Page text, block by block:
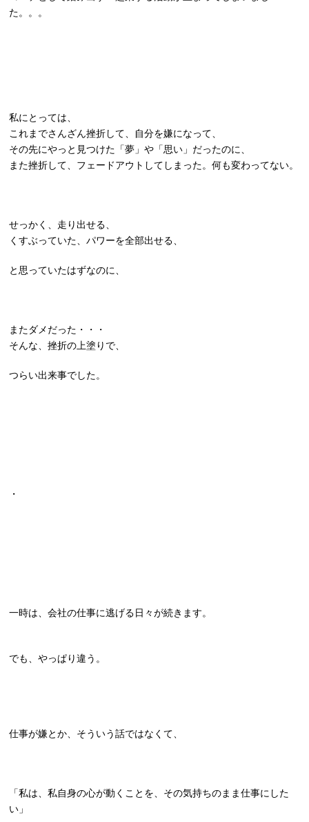
た。。。
私にとっては、
これまでさんざん挫折して、自分を嫌になって、
その先にやっと見つけた「夢」や「思い」だったのに、
また挫折して、フェードアウトしてしまった。何も変わってない。
せっかく、走り出せる、
くすぶっていた、パワーを全部出せる、
と思っていたはずなのに、
またダメだった・・・
そんな、挫折の上塗りで、
つらい出来事でした。
・
一時は、会社の仕事に逃げる日々が続きます。
でも、やっぱり違う。
仕事が嫌とか、そういう話ではなくて、
「私は、私自身の心が動くことを、その気持ちのまま仕事にした
い」